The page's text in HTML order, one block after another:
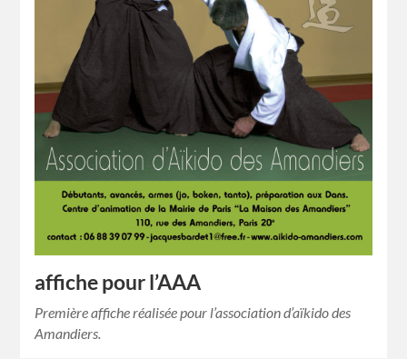
affiche pour l’AAA
Première affiche réalisée pour l’association d’aïkido des
Amandiers.